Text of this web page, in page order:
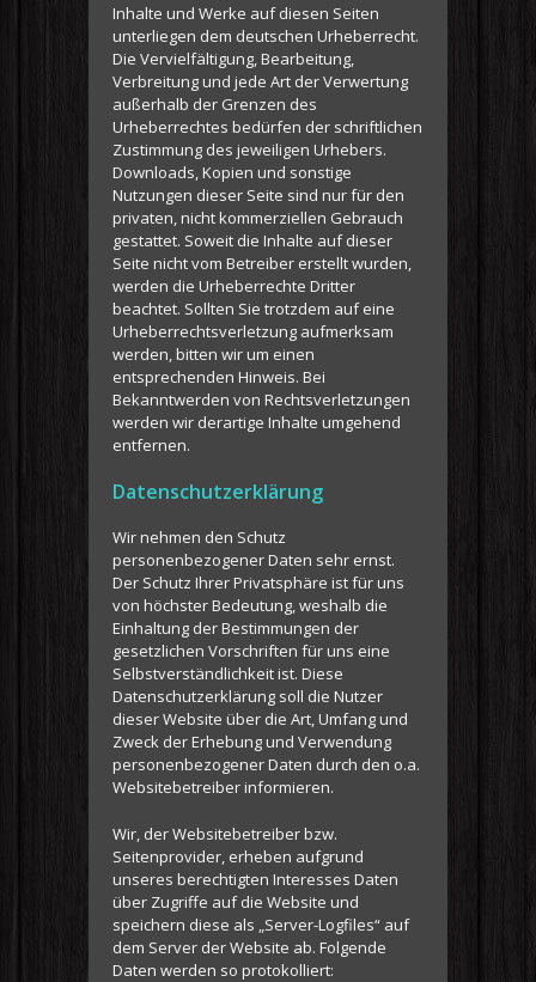
Inhalte und Werke auf diesen Seiten
unterliegen dem deutschen Urheberrecht.
Die Vervielfältigung, Bearbeitung,
Verbreitung und jede Art der Verwertung
außerhalb der Grenzen des
Urheberrechtes bedürfen der schriftlichen
Zustimmung des jeweiligen Urhebers.
Downloads, Kopien und sonstige
Nutzungen dieser Seite sind nur für den
privaten, nicht kommerziellen Gebrauch
gestattet. Soweit die Inhalte auf dieser
Seite nicht vom Betreiber erstellt wurden,
werden die Urheberrechte Dritter
beachtet. Sollten Sie trotzdem auf eine
Urheberrechtsverletzung aufmerksam
werden, bitten wir um einen
entsprechenden Hinweis. Bei
Bekanntwerden von Rechtsverletzungen
werden wir derartige Inhalte umgehend
entfernen.
Datenschutzerklärung
Wir nehmen den Schutz
personenbezogener Daten sehr ernst.
Der Schutz Ihrer Privatsphäre ist für uns
von höchster Bedeutung, weshalb die
Einhaltung der Bestimmungen der
gesetzlichen Vorschriften für uns eine
Selbstverständlichkeit ist. Diese
Datenschutzerklärung soll die Nutzer
dieser Website über die Art, Umfang und
Zweck der Erhebung und Verwendung
personenbezogener Daten durch den o.a.
Websitebetreiber informieren.
Wir, der Websitebetreiber bzw.
Seitenprovider, erheben aufgrund
unseres berechtigten Interesses Daten
über Zugriffe auf die Website und
speichern diese als „Server-Logfiles“ auf
dem Server der Website ab. Folgende
Daten werden so protokolliert: